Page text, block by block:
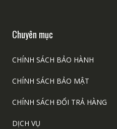
Chuyên mục
CHÍNH SÁCH BẢO HÀNH
CHÍNH SÁCH BẢO MẬT
CHÍNH SÁCH ĐỔI TRẢ HÀNG
DỊCH VỤ